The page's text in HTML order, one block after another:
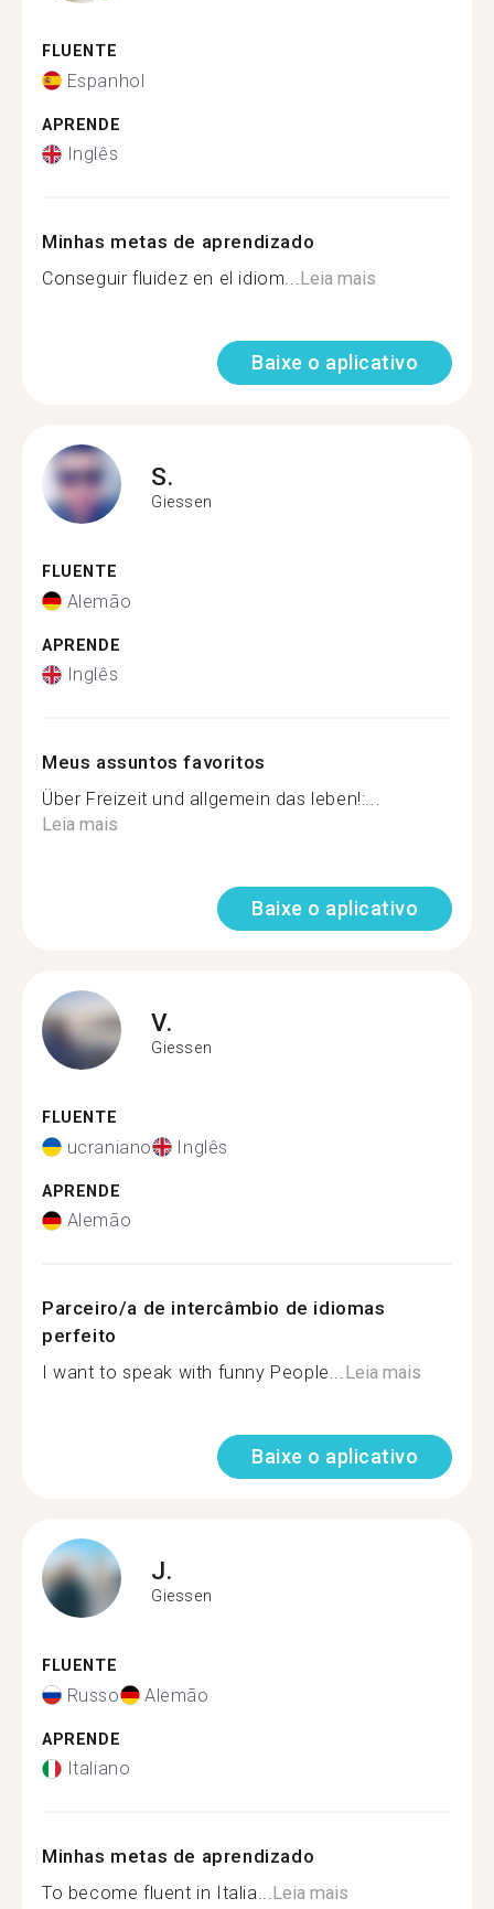
FLUENTE
Espanhol
APRENDE
Inglês
Minhas metas de aprendizado
Conseguir fluidez en el idiom...Leia mais
Baixe o aplicativo
S.
Giessen
FLUENTE
Alemão
APRENDE
Inglês
Meus assuntos favoritos
Über Freizeit und allgemein das leben!:...
Leia mais
Baixe o aplicativo
V.
Giessen
FLUENTE
ucraniano Inglês
APRENDE
Alemão
Parceiro/a de intercâmbio de idiomas
perfeito
I want to speak with funny People...Leia mais
Baixe o aplicativo
J.
Giessen
FLUENTE
Russo Alemão
APRENDE
Italiano
Minhas metas de aprendizado
To become fluent in Italia...Leia mais